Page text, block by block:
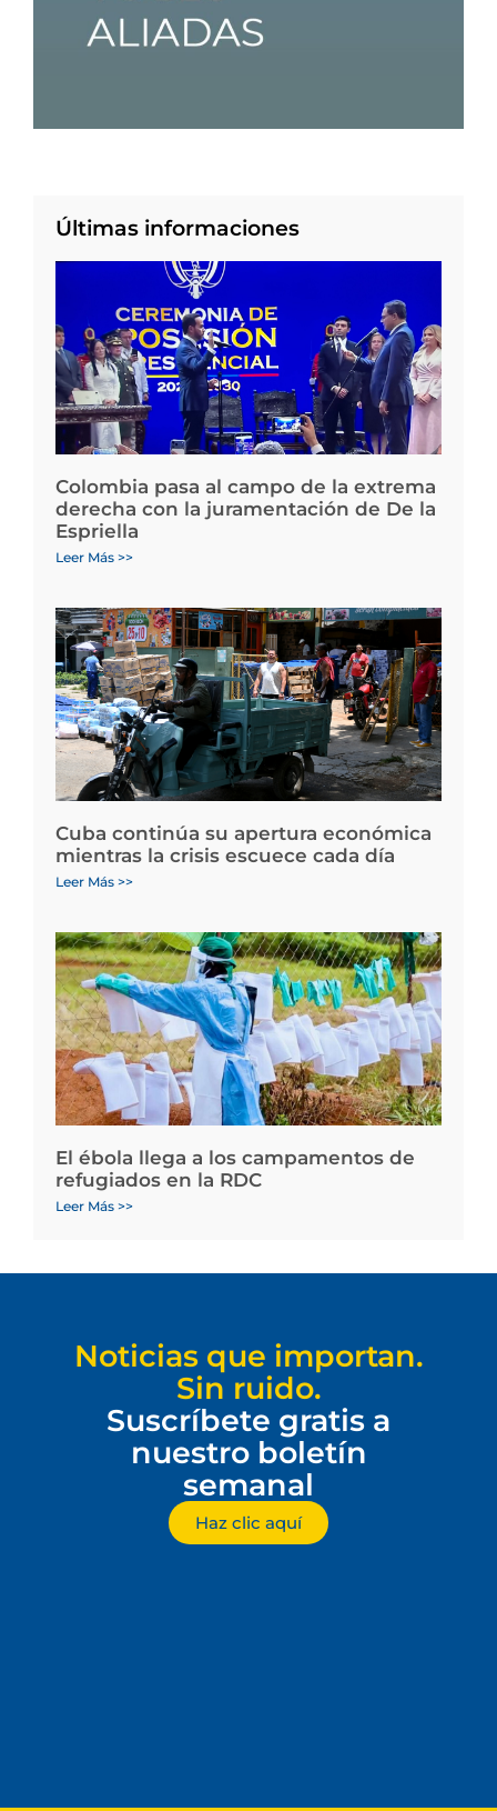
Últimas informaciones
Colombia pasa al campo de la extrema
derecha con la juramentación de De la
Espriella
Leer Más >>
Cuba continúa su apertura económica
mientras la crisis escuece cada día
Leer Más >>
El ébola llega a los campamentos de
refugiados en la RDC
Leer Más >>
Noticias que importan.
Sin ruido.
Suscríbete gratis a
nuestro boletín
semanal
Haz clic aquí